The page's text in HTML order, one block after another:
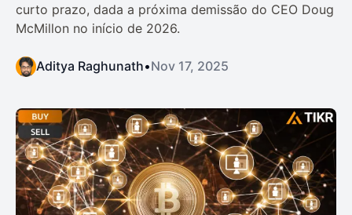
curto prazo, dada a próxima demissão do CEO Doug
McMillon no início de 2026.
Aditya Raghunath•Nov 17, 2025